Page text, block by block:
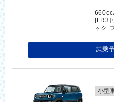
[FR3]
ック
試乗
小型